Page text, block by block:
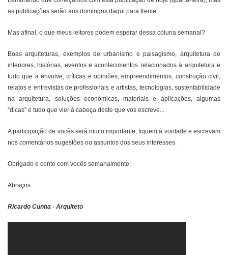
as publicações serão aos domingos daqui para frente.
Mas afinal, o que meus leitores podem esperar dessa coluna semanal?
Boas arquiteturas, exemplos de urbanismo e paisagismo, arquitetura de
interiores, histórias, eventos e acontecimentos relacionados à arquitetura e
tudo que a envolve, críticas e opiniões, empreendimentos, construção civil,
relatos e entrevistas de profissionais e artistas, tecnologias, sustentabilidade
na arquitetura, soluções econômicas, materiais e aplicações, algumas
“dicas” e tudo que vier à cabeça deste que vos escreve...
A participação de vocês será muito importante, fiquem à vontade e escrevam
nos comentários sugestões ou assuntos dos seus interesses.
Obrigado e conto com vocês semanalmente.
Abraços
Ricardo Cunha - Arquiteto